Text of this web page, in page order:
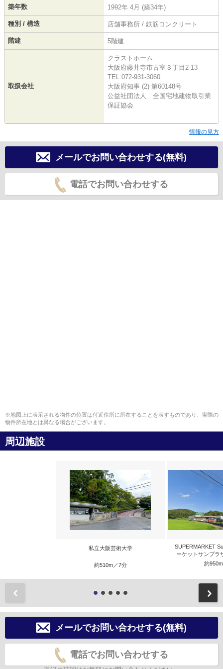
築年数 1992年 4月 (築34年)
種別 / 構造 店舗事務所 / 鉄筋コンクリート
階建 5階建
取扱会社
クラストホーム
大阪府藤井寺市古室３丁目2-13
TEL:072-931-3060
大阪府知事 (2) 第60148号
公益社団法人 全国宅地建物取引業
保証協会
情報の見方
メールでお問い合わせする(無料)
電話でお問い合わせする
※地図上に表示される物件の位置は付近住所に所在することを表すものであり、実際の
物件所在地とは異なる場合がございます。
周辺施設
私立大阪芸術大学
約510m／7分
SUPERMARKET
ーケットサンプラ
約
メールでお問い合わせする(無料)
電話でお問い合わせする